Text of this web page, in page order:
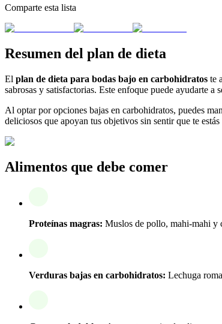
Comparte esta lista
Resumen del plan de dieta
El plan de dieta para bodas bajo en carbohidratos te
sabrosas y satisfactorias. Este enfoque puede ayudarte a
Al optar por opciones bajas en carbohidratos, puedes
deliciosos que apoyan tus objetivos sin sentir que te
Alimentos que debe comer
Proteínas magras: Muslos de pollo, mahi-mahi y
Verduras bajas en carbohidratos: Lechuga